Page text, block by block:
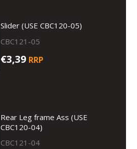
Slider (USE CBC120-05)
CBC121-05
€3,39 RRP
Rear Leg frame Ass (USE
CBC120-04)
CBC121-04